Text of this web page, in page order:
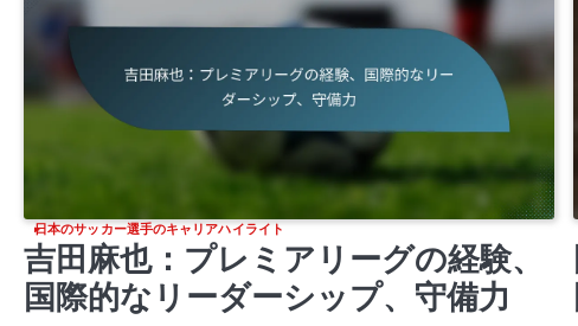
日本のサッカー選手のキャリアハイライト
吉田麻也：プレミアリーグの経験、
国際的なリーダーシップ、守備力